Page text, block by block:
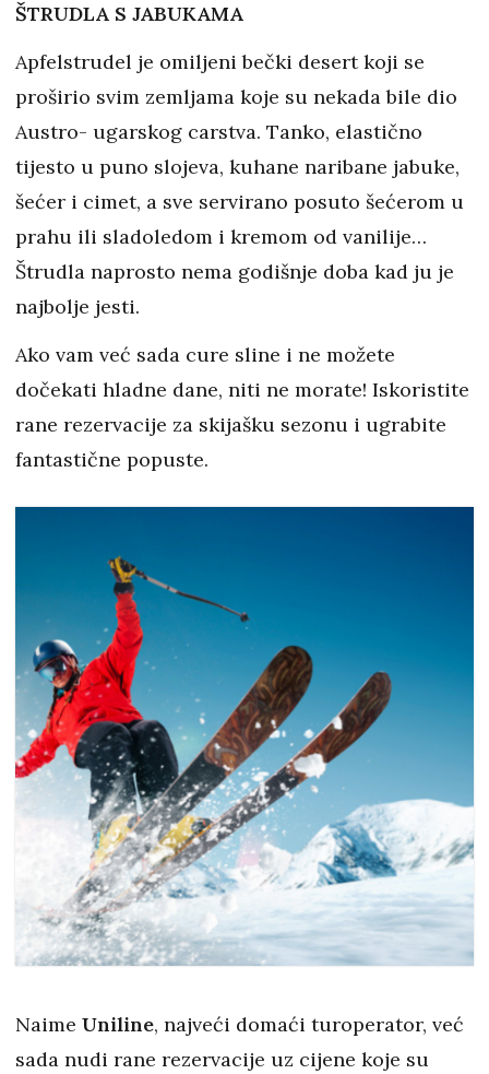
ŠTRUDLA S JABUKAMA
Apfelstrudel je omiljeni bečki desert koji se
proširio svim zemljama koje su nekada bile dio
Austro- ugarskog carstva. Tanko, elastično
tijesto u puno slojeva, kuhane naribane jabuke,
šećer i cimet, a sve servirano posuto šećerom u
prahu ili sladoledom i kremom od vanilije…
Štrudla naprosto nema godišnje doba kad ju je
najbolje jesti.
Ako vam već sada cure sline i ne možete
dočekati hladne dane, niti ne morate! Iskoristite
rane rezervacije za skijašku sezonu i ugrabite
fantastične popuste.
Naime Uniline, najveći domaći turoperator, već
sada nudi rane rezervacije uz cijene koje su